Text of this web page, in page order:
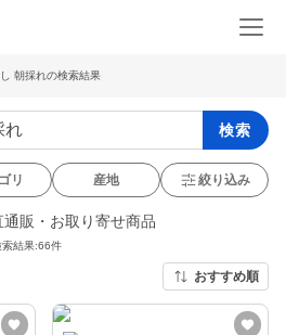
朝採れの検索結果
検索
リ 産地 絞り込み
販・お取り寄せ商品
索結果:66件
おすすめ順